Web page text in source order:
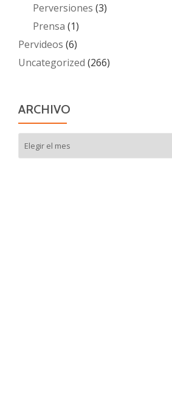
Perversiones (3)
Prensa (1)
Pervideos (6)
Uncategorized (266)
ARCHIVO